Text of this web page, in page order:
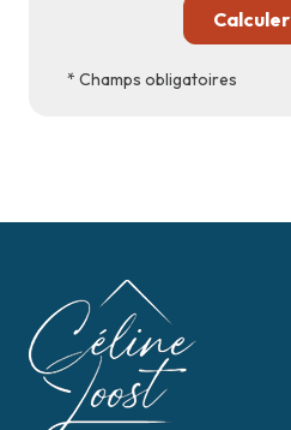
Calculer
* Champs obligatoires